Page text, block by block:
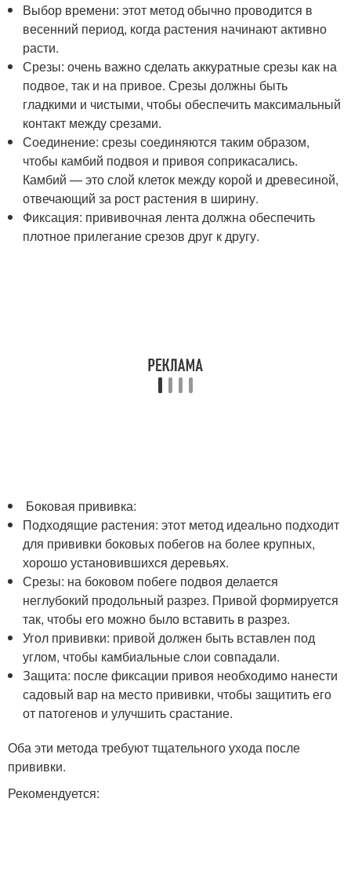
Выбор времени: этот метод обычно проводится в
весенний период, когда растения начинают активно
расти.
Срезы: очень важно сделать аккуратные срезы как на
подвое, так и на привое. Срезы должны быть
гладкими и чистыми, чтобы обеспечить максимальный
контакт между срезами.
Соединение: срезы соединяются таким образом,
чтобы камбий подвоя и привоя соприкасались.
Камбий — это слой клеток между корой и древесиной,
отвечающий за рост растения в ширину.
Фиксация: прививочная лента должна обеспечить
плотное прилегание срезов друг к другу.
Боковая прививка:
Подходящие растения: этот метод идеально подходит
для прививки боковых побегов на более крупных,
хорошо установившихся деревьях.
Срезы: на боковом побеге подвоя делается
неглубокий продольный разрез. Привой формируется
так, чтобы его можно было вставить в разрез.
Угол прививки: привой должен быть вставлен под
углом, чтобы камбиальные слои совпадали.
Защита: после фиксации привоя необходимо нанести
садовый вар на место прививки, чтобы защитить его
от патогенов и улучшить срастание.
Оба эти метода требуют тщательного ухода после
прививки.
Рекомендуется: